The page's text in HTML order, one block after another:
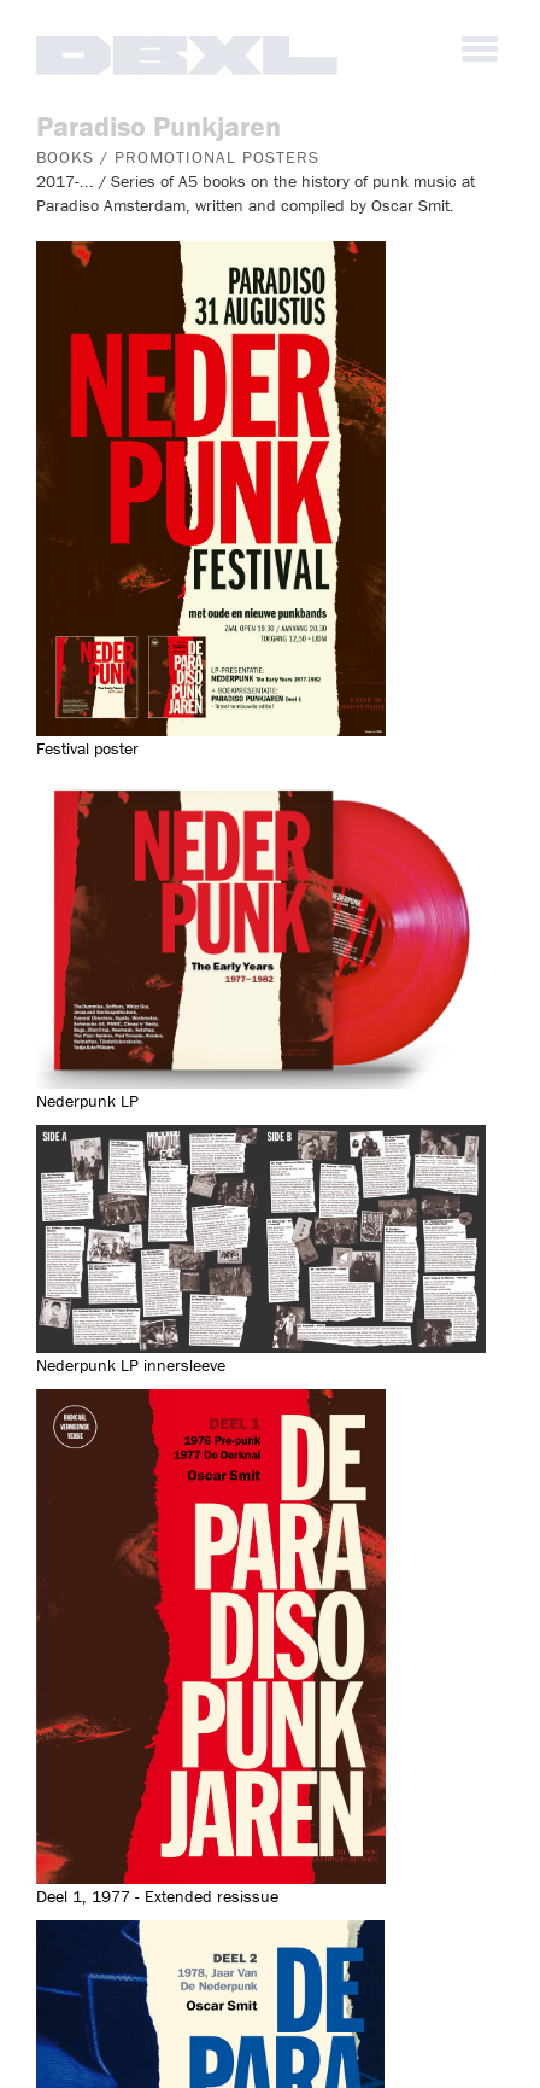
Paradiso Punkjaren
BOOKS / PROMOTIONAL POSTERS
2017-... / Series of A5 books on the history of punk music at
Paradiso Amsterdam, written and compiled by Oscar Smit.
Festival poster
Nederpunk LP
Nederpunk LP innersleeve
Deel 1, 1977 - Extended resissue